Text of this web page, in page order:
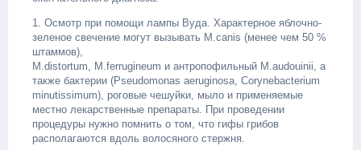
1. Осмотр при помощи лампы Вуда. Характерное яблочно-
зеленое свечение могут вызывать M.canis (менее чем 50 %
штаммов),
M.distortum, M.ferrugineum и антропофильный M.audouinii, а
также бактерии (Pseudomonas aeruginosa, Corynebacterium
minutissimum), роговые чешуйки, мыло и применяемые
местно лекарственные препараты. При проведении
процедуры нужно помнить о том, что гифы грибов
располагаются вдоль волосяного стержня.